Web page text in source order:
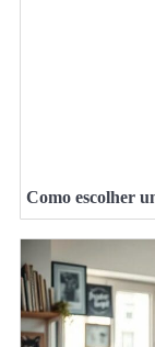
Como escolher